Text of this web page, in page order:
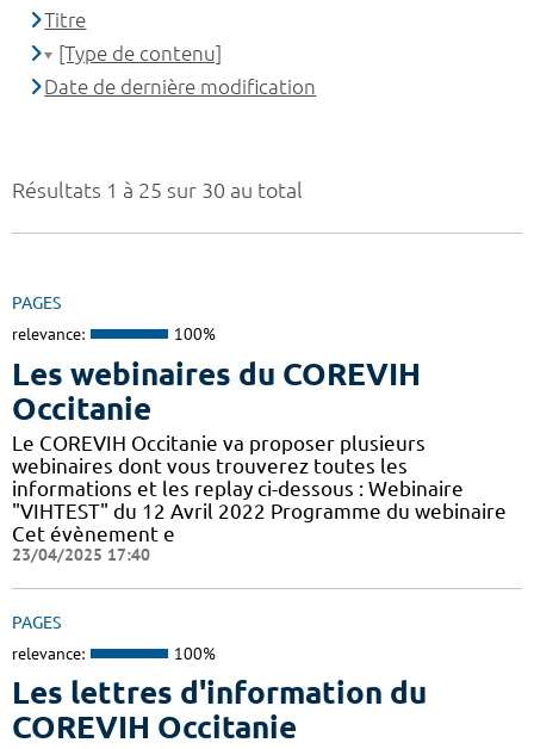
Résultats 1 à 25 sur 30 au total
PAGES
relevance: 100%
Les webinaires du COREVIH
Occitanie
Le COREVIH Occitanie va proposer plusieurs
webinaires dont vous trouverez toutes les
informations et les replay ci-dessous : Webinaire
"VIHTEST" du 12 Avril 2022 Programme du webinaire
Cet évènement e
23/04/2025 17:40
PAGES
relevance: 100%
Les lettres d'information du
COREVIH Occitanie
Titre
[Type de contenu]
Date de dernière modification